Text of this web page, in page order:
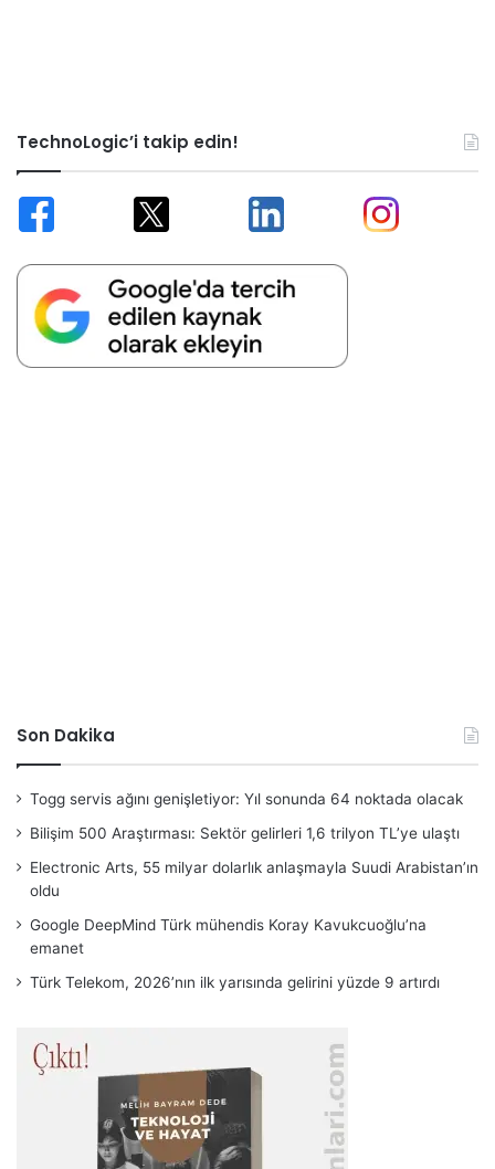
TechnoLogic’i takip edin!
Son Dakika
Togg servis ağını genişletiyor: Yıl sonunda 64 noktada olacak
Bilişim 500 Araştırması: Sektör gelirleri 1,6 trilyon TL’ye ulaştı
Electronic Arts, 55 milyar dolarlık anlaşmayla Suudi Arabistan’ın
oldu
Google DeepMind Türk mühendis Koray Kavukcuoğlu’na
emanet
Türk Telekom, 2026’nın ilk yarısında gelirini yüzde 9 artırdı